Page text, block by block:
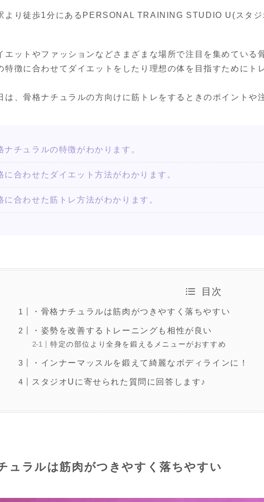
より徒歩1分にあるPERSONAL TRAINING STUDIO U(スタジ
エットやファッションなどさまざまな場所で注目を集めている
特徴に合わせてダイエットをしたり理想の体を目指すためにト
は、骨格ナチュラルの方向けに筋トレをするときのポイントや
ナチュラルの特徴がわかります。
に合わせたダイエット方法がわかります。
に合わせた筋トレ方法がわかります。
目次
・骨格ナチュラルは筋肉がつきやすく落ちやすい
・姿勢を改善するトレーニングも相性が良い
特定の部位より全身を鍛えるメニューがおすすめ
・インナーマッスルを鍛えて綺麗なボディラインに！
スタジオUに寄せられた質問に回答します♪
ュラルは筋肉がつきやすく落ちやすい